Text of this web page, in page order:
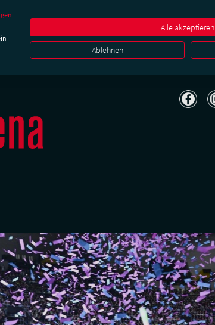
Trinken Die Arena Business
Alle akzeptieren
Ablehnen